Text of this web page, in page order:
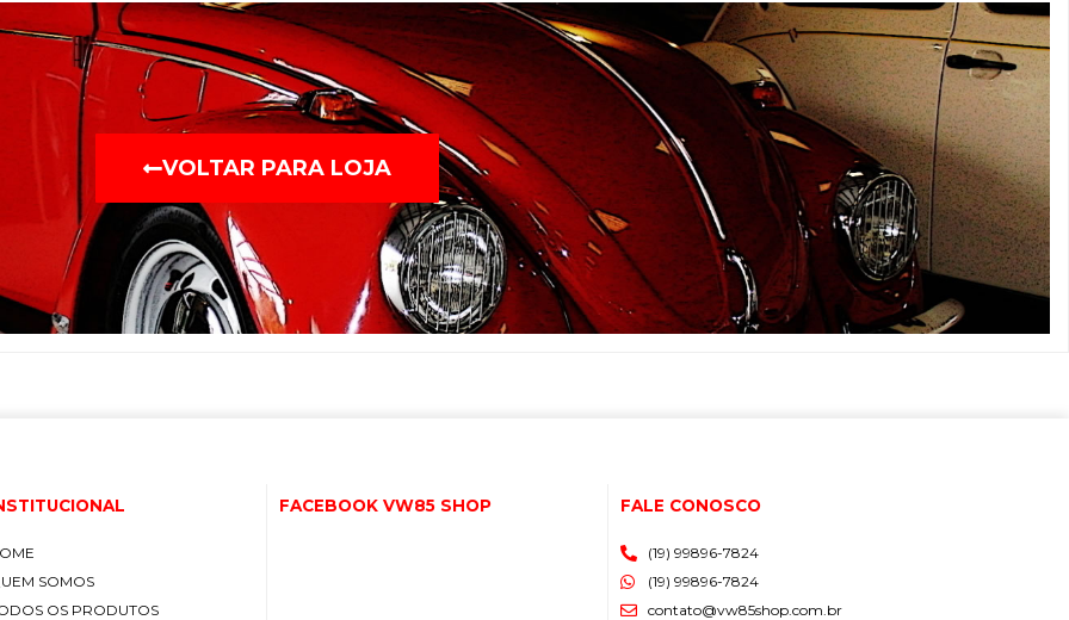
VOLTAR PARA LOJA
SOMOS
OS PRODUTOS
FACEBOOK VW85 SHOP FALE CONOSCO
(19) 99896-7824
(19) 99896-7824
contato@vw85shop.com.br